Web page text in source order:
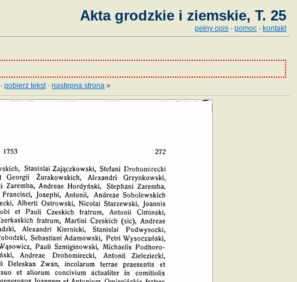
Akta grodzkie i ziemskie, T. 25
pełny opis · pomoc · kontakt
·pobierz tekst·następna strona »